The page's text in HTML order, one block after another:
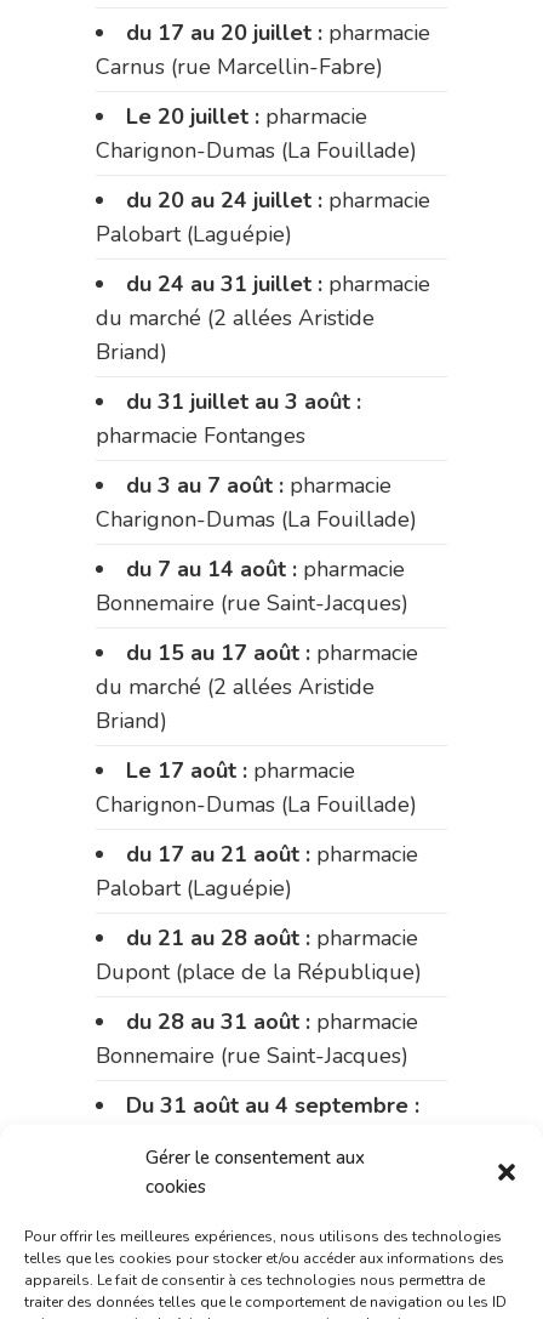
Gérer le consentement aux
cookies
Pour offrir les meilleures expériences, nous utilisons des technologies
telles que les cookies pour stocker et/ou accéder aux informations des
appareils. Le fait de consentir à ces technologies nous permettra de
traiter des données telles que le comportement de navigation ou les ID
du 17 au 20 juillet : pharmacie
Carnus (rue Marcellin-Fabre)
Le 20 juillet : pharmacie
Charignon-Dumas (La Fouillade)
du 20 au 24 juillet : pharmacie
Palobart (Laguépie)
du 24 au 31 juillet : pharmacie
du marché (2 allées Aristide
Briand)
du 31 juillet au 3 août :
pharmacie Fontanges
du 3 au 7 août : pharmacie
Charignon-Dumas (La Fouillade)
du 7 au 14 août : pharmacie
Bonnemaire (rue Saint-Jacques)
du 15 au 17 août : pharmacie
du marché (2 allées Aristide
Briand)
Le 17 août : pharmacie
Charignon-Dumas (La Fouillade)
du 17 au 21 août : pharmacie
Palobart (Laguépie)
du 21 au 28 août : pharmacie
Dupont (place de la République)
du 28 au 31 août : pharmacie
Bonnemaire (rue Saint-Jacques)
Du 31 août au 4 septembre :
Fouillade)
du 4 au 11 septembre :
pharmacie Carnus (rue Marcellin-
Fabre)